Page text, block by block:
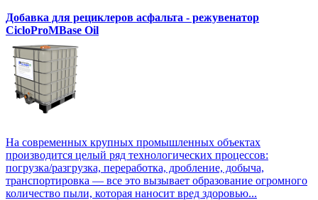
Добавка для рециклеров асфальта - режувенатор
CicloProMBase Oil
На современных крупных промышленных объектах
производится целый ряд технологических процессов:
погрузка/разгрузка, переработка, дробление, добыча,
транспортировка — все это вызывает образование огромного
количество пыли, которая наносит вред здоровью...